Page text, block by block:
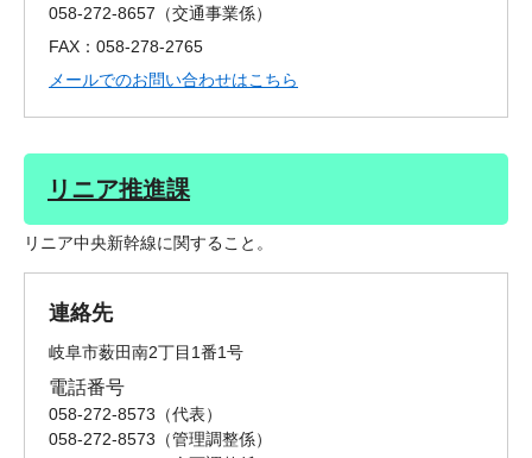
058-272-8657
交通事業係
FAX：058-278-2765
メールでのお問い合わせはこちら
リニア推進課
リニア中央新幹線に関すること。
連絡先
岐阜市薮田南2丁目1番1号
電話番号
058-272-8573
代表
058-272-8573
管理調整係